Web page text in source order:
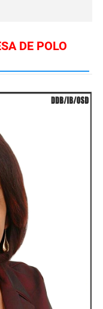
DE POLO